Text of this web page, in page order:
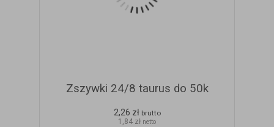
Zszywki 24/8 taurus do 50k
2,26 zł brutto
1,84 zł netto